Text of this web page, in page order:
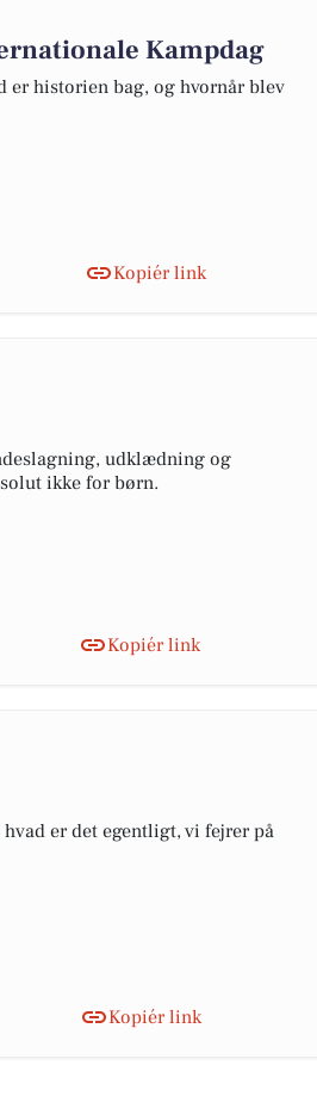
Kampdag
er historien bag, og hvornår blev
Kopiér link
udklædning og
ikke for børn.
Kopiér link
er det egentligt, vi fejrer på
Kopiér link